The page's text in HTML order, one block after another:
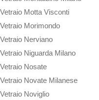
Vetraio Motta Visconti
Vetraio Morimondo
Vetraio Nerviano
Vetraio Niguarda Milano
Vetraio Nosate
Vetraio Novate Milanese
Vetraio Noviglio